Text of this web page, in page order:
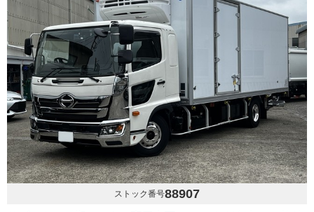
ストック番号88907